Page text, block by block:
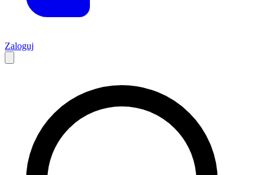
Zaloguj